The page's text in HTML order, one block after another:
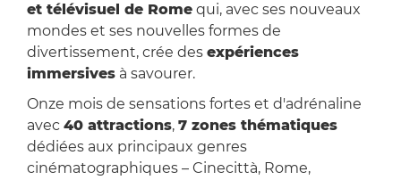
et télévisuel de Romequi, avec ses nouveaux
mondes et ses nouvelles formes de
divertissement, crée des expériences
immersivesà savourer.
Onze mois de sensations fortes et d'adrénaline
avec 40 attractions, 7 zones thématiques
dédiées aux principaux genres
cinématographiques – Cinecittà, Rome,